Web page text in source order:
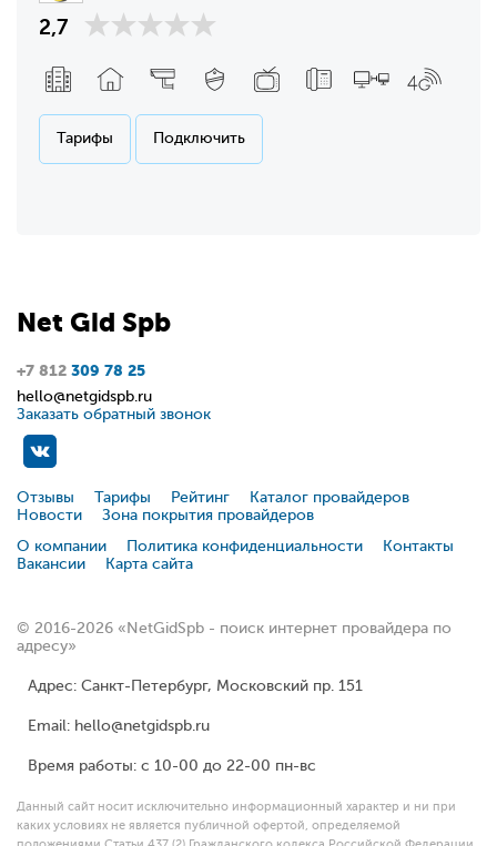
2,7
Тарифы Подключить
Net Gid Spb
+7 812 309 78 25
hello@netgidspb.ru
Заказать обратный звонок
Отзывы Тарифы Рейтинг
Каталог провайдеров
Новости
Зона покрытия провайдеров
О компании
Политика конфиденциальности
Контакты
Вакансии
Карта сайта
© 2016-2026 «NetGidSpb - поиск интернет провайдера по
адресу»
Адрес: Санкт-Петербург, Московский пр. 151
Email: hello@netgidspb.ru
Время работы: с 10-00 до 22-00 пн-вс
Данный сайт носит исключительно информационный характер и ни при
каких условиях не является публичной офертой, определяемой